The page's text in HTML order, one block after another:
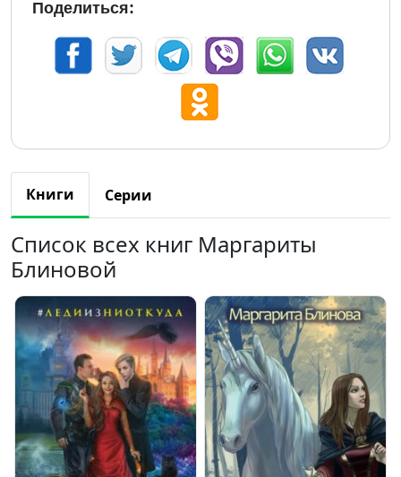
Поделиться:
Книги Серии
Список всех книг Маргариты
Блиновой